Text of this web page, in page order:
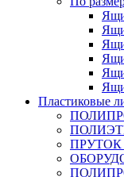
Пластиковые